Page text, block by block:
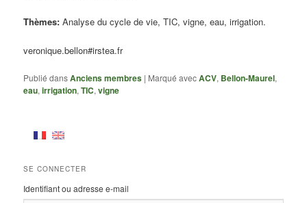
Thèmes:Analyse du cycle de vie, TIC, vigne, eau, irrigation.
veronique.bellon#irstea.fr
Publié dansAnciens membres | Marqué avecACV, Bellon-Maurel,
eau,irrigation,TIC,vigne
SE CONNECTER
Identifiant ou adresse e-mail